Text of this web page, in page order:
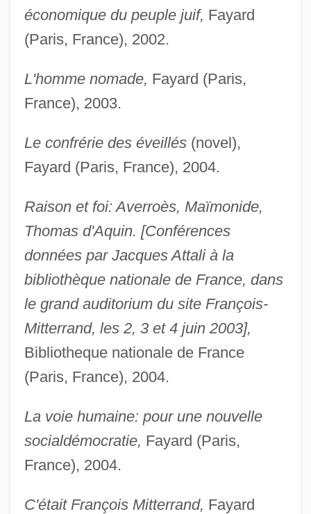
économique du peuple juif, Fayard
(Paris, France), 2002.
L'homme nomade, Fayard (Paris,
France), 2003.
Le confrérie des éveillés(novel),
Fayard (Paris, France), 2004.
Raison et foi: Averroès, Maïmonide,
Thomas d'Aquin. [Conférences
données par Jacques Attali à la
bibliothèque nationale de France, dans
le grand auditorium du site François-
Mitterrand, les 2, 3 et 4 juin 2003],
Bibliotheque nationale de France
(Paris, France), 2004.
La voie humaine: pour une nouvelle
socialdémocratie, Fayard (Paris,
France), 2004.
C'était François Mitterrand, Fayard